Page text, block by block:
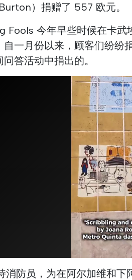
）捐赠了 557 欧元。
Fools 今年早些时候在卡武
自一月份以来，顾客们纷纷
答活动中捐出的。
消防员，为在阿尔加维和下